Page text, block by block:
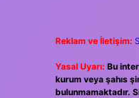
Reklam ve İletişim:
Yasal Uyarı: Bu
kurum veya şahıs
bulunmamaktadır.